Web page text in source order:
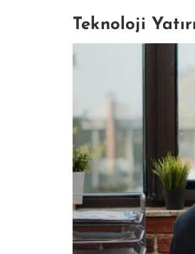
Teknoloji